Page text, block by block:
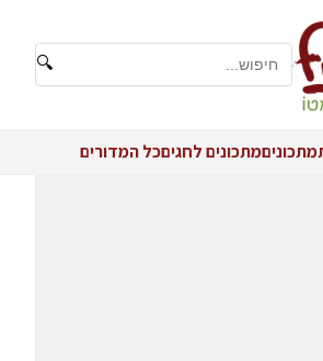
🔍
מתכוניםמתכונים לחגיםכל המדורים